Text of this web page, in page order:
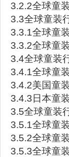
3.2.2全球童
3.3全球童装
3.3.1全球童
3.3.2全球童
3.4全球童装
3.4.1全球童
3.4.2美国童
3.4.3日本童
3.5全球童装
3.5.1全球童
3.5.2全球童
3.5.3全球童